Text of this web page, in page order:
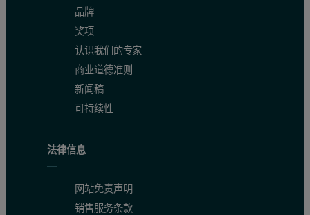
品牌
奖项
认识我们的专家
商业道德准则
新闻稿
可持续性
法律信息
网站免责声明
销售服务条款